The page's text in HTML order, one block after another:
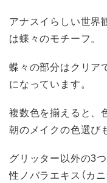
アナスイらしい世界
は蝶々のモチーフ。
蝶々の部分はクリア
になっています。
複数色を揃えると、
朝のメイクの色選び
グリッター以外の3
性ノバラエキス（カ